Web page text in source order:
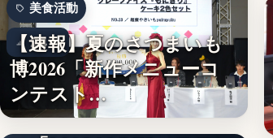
美食活動
24
【速報】夏のさつまいも
博2026「新作メニューコ
ンテスト…
韓国発の人気キャラクタ